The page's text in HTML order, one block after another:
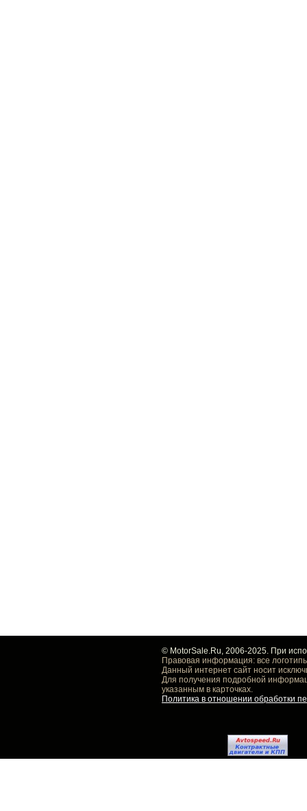
© MotorSale.Ru, 2006-2025. При
Правовая информация: все
Данный интернет сайт носит
Для получения подробной
указанным в карточках.
Политика в отношении обработки